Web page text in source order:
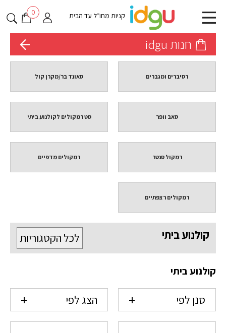
קניות מחו״ל עד הבית 0
חנות idgu
רסיברים ומגברים סאונד בר/מקרן קול
סאב וופר סט רמקולים לקולנוע ביתי
רמקול סנטר רמקולים מדפיים
רמקולים רצפתיים
לכל הקטגוריות קולנוע ביתי
קולנוע ביתי
סנן לפי הצג לפי